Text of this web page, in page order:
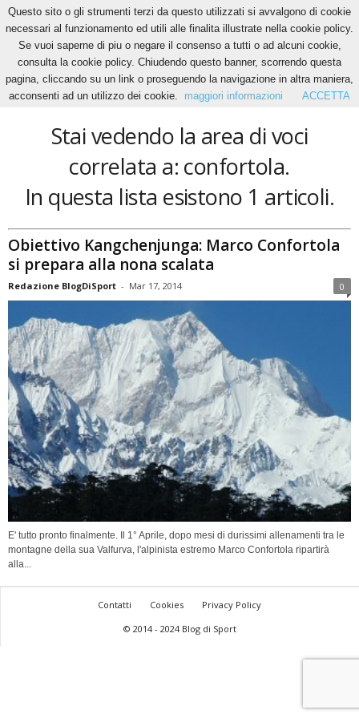
Home Tags Confortola
confortola
Stai vedendo la area di voci
correlata a: confortola.
In questa lista esistono 1 articoli.
Obiettivo Kangchenjunga: Marco Confortola
si prepara alla nona scalata
Redazione BlogDiSport - Mar 17, 2014 0
E' tutto pronto finalmente. Il 1° Aprile, dopo mesi di durissimi allenamenti tra le
montagne della sua Valfurva, l'alpinista estremo Marco Confortola ripartirà
alla...
Contatti Cookies
Privacy Policy
© 2014 - 2024 Blog di Sport
Questo sito o gli strumenti terzi da questo utilizzati si avvalgono di cookie
necessari al funzionamento ed utili alle finalita illustrate nella cookie policy.
Se vuoi saperne di piu o negare il consenso a tutti o ad alcuni cookie,
consulta la cookie policy. Chiudendo questo banner, scorrendo questa
pagina, cliccando su un link o proseguendo la navigazione in altra maniera,
acconsenti ad un utilizzo dei cookie.
maggiori informazioni ACCETTA